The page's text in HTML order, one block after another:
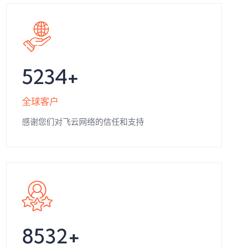
5234
全球客户
感谢您们对飞云网络的信任和支持
8532